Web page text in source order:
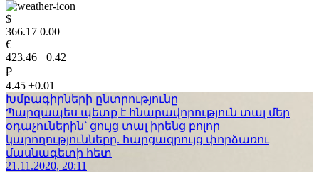
$
366.17 0.00
€
423.46 +0.42
₽
4.45 +0.01
Խմբագիրների ընտրությունը
Պարզապես պետք է հնարավորություն տալ մեր
օդաչուներին՝ ցույց տալ իրենց բոլոր
կարողությունները. հարցազրույց փորձառու
մասնագետի հետ
21.11.2020, 20:11